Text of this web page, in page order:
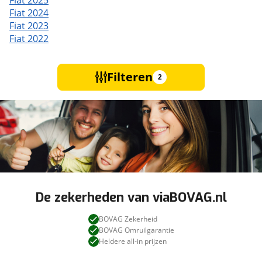
Fiat 2024
Fiat 2023
Fiat 2022
Filteren 2
De zekerheden van viaBOVAG.nl
BOVAG Zekerheid
BOVAG Omruilgarantie
Heldere all-in prijzen